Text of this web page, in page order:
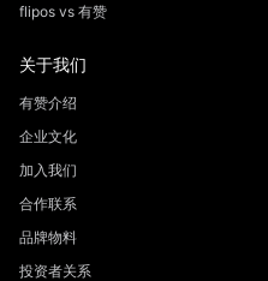
flipos vs 有赞
关于我们
有赞介绍
企业文化
加入我们
合作联系
品牌物料
投资者关系